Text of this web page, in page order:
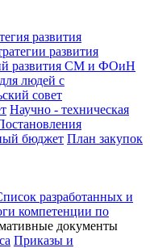
развития
развития
развития СМ и ФОиН
людей с
совет
Научно - техническая
бюджет План закупок
разработанных и
компетенции по
документы
Приказы и